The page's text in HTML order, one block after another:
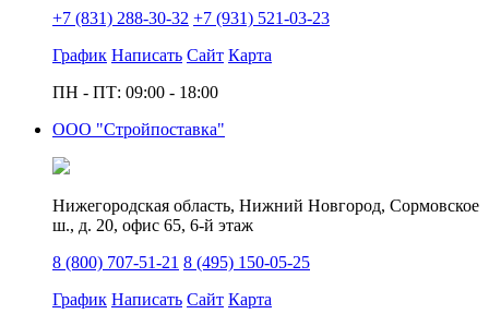
+7 (831) 288-30-32 +7 (931) 521-03-23
График Написать Сайт Карта
ПН - ПТ: 09:00 - 18:00
ООО "Стройпоставка"
Нижегородская область, Нижний Новгород, Сормовское
ш., д. 20, офис 65, 6-й этаж
8 (800) 707-51-21 8 (495) 150-05-25
График Написать Сайт Карта